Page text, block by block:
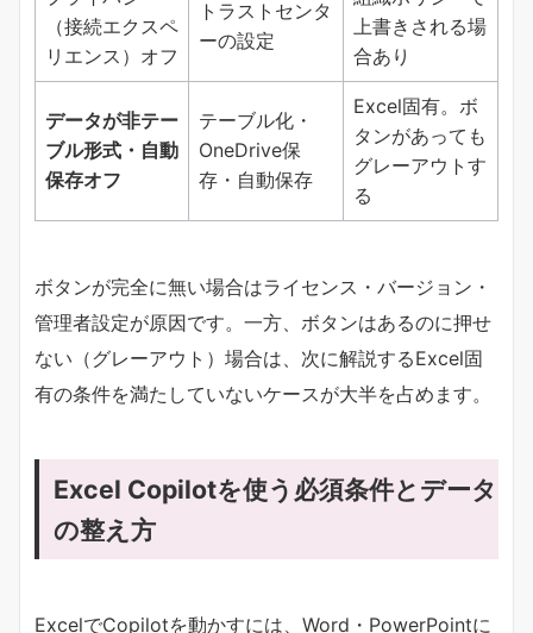
（接続エクスペ
リエンス）オフ
トラストセンタ
ーの設定
上書きされる場
合あり
​データが非テー
ブル形式・自動
保存オフ​
テーブル化・
OneDrive保
存・自動保存
Excel固有。ボ
タンがあっても
グレーアウトす
る
ボタンが完全に無い場合はライセンス・バージョン・
管理者設定が原因です。一方、ボタンはあるのに押せ
ない（グレーアウト）場合は、次に解説するExcel固
有の条件を満たしていないケースが大半を占めます。
Excel Copilotを使う必須条件とデータ
の整え方
ExcelでCopilotを動かすには、Word・PowerPointに